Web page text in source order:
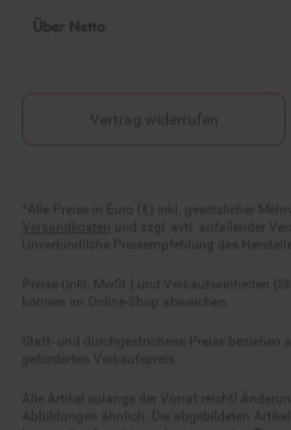
Fußnoten
Versandkosten
und zzgl. evtl. anfallender
Unverbindliche Preisempfehlung des
können im Online-Shop abweichen.
geforderten Verkaufspreis.
Abbildungen ähnlich. Die abgebildeten Artikel
begrenzten Angebots schon am ersten Tag